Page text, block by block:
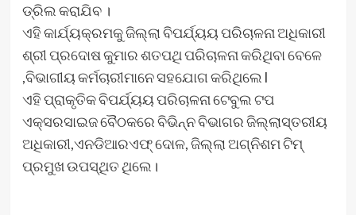
ଡ୍ରିଲ କରାଯିବ ।
ଏହି କାର୍ଯ୍ୟକ୍ରମକୁ ଜିଲ୍ଲା ବିପର୍ଯ୍ୟୟ ପରିଚାଳନା ଅଧିକାରୀ
ଶ୍ରୀ ପ୍ରଦୋଷ କୁମାର ଶତପଥି ପରିଚାଳନା କରିଥିବା ବେଳେ
,ବିଭାଗୀୟ କର୍ମଚାରୀମାନେ ସହଯୋଗ କରିଥିଲେ l
ଏହି ପ୍ରାକୃତିକ ବିପର୍ଯ୍ୟୟ ପରିଚାଳନା ଟେବୁଲ ଟପ
ଏକ୍ସରସାଇଜ ବୈଠକରେ ବିଭିନ୍ନ ବିଭାଗର ଜିଲ୍ଲାସ୍ତରୀୟ
ଅଧିକାରୀ,ଏନଡିଆରଏଫ୍ ଦୋଳ, ଜିଲ୍ଲା ଅଗ୍ନିଶମ ଟିମ୍
ପ୍ରମୁଖ ଉପସ୍ଥିତ ଥିଲେ।